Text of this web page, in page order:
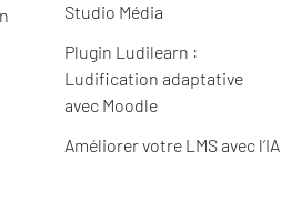
Studio Média
Plugin Ludilearn :
Ludification adaptative
avec Moodle
Améliorer votre LMS avec l’IA